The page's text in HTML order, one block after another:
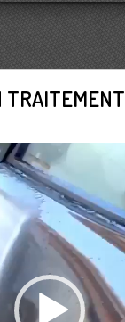
TRAITEMENT